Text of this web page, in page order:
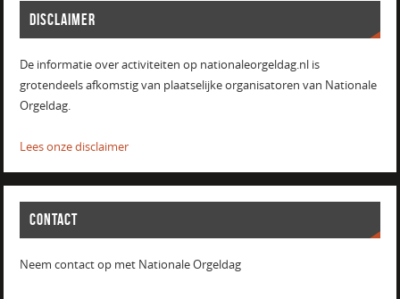
DISCLAIMER
De informatie over activiteiten op nationaleorgeldag.nl is
grotendeels afkomstig van plaatselijke organisatoren van Nationale
Orgeldag.
Lees onze disclaimer
CONTACT
Neem contact op met Nationale Orgeldag